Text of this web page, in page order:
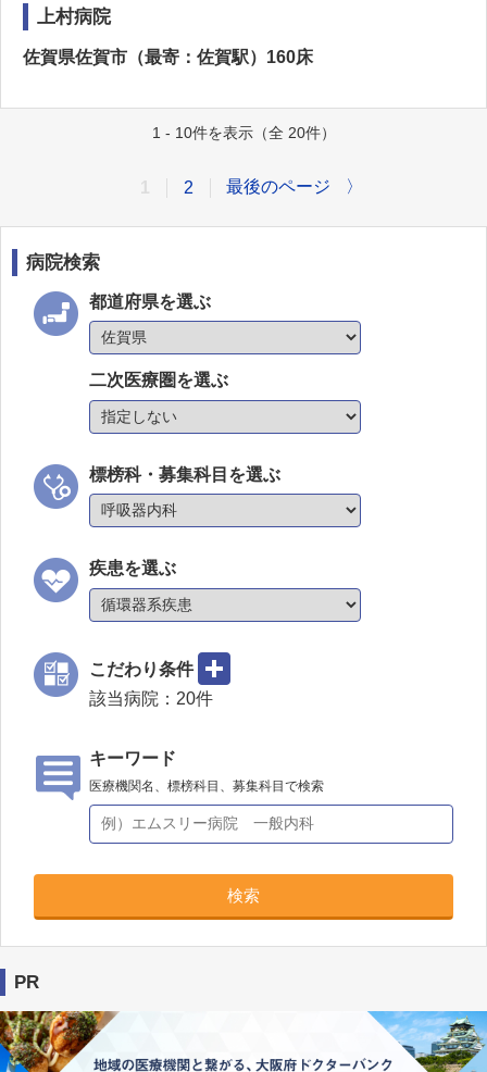
上村病院
佐賀県佐賀市（最寄：佐賀駅）160床
1 - 10件を表示（全 20件）
2 最後のページ 〉
病院検索
都道府県を選ぶ
二次医療圏を選ぶ
標榜科・募集科目を選ぶ
疾患を選ぶ
こだわり条件
該当病院： 20件
キーワード
医療機関名、標榜科目、募集科目で検索
検索
PR